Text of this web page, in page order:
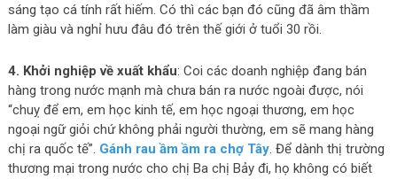
sáng tạo cá tính rất hiếm. Có thì các bạn đó cũng đã âm thầm
làm giàu và nghỉ hưu đâu đó trên thế giới ở tuổi 30 rồi.
4. Khởi nghiệp về xuất khẩu: Coi các doanh nghiệp đang bán
hàng trong nước mạnh mà chưa bán ra nước ngoài được, nói
“chuỵ để em, em học kinh tế, em học ngoại thương, em học
ngoại ngữ giỏi chứ không phải người thường, em sẽ mang hàng
chị ra quốc tế”. Gánh rau ầm ầm ra chợ Tây. Để dành thị trường
thương mại trong nước cho chị Ba chị Bảy đi, họ không có biết